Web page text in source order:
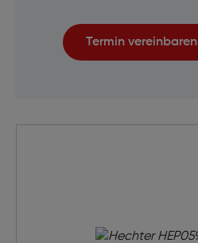
Termin vereinbaren